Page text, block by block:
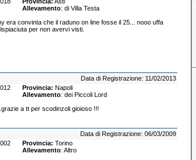
Allevamento: di Villa Testa
era convinta che il raduno on line fosse il 25... nooo uffa
per non avervi visti.
Data di Registrazione: 11/02/2013
Provincia: Napoli
Allevamento: dei Piccoli Lord
a tt per scodinzoli gioioso !!!
Data di Registrazione: 06/03/2009
Provincia: Torino
Allevamento: Altro